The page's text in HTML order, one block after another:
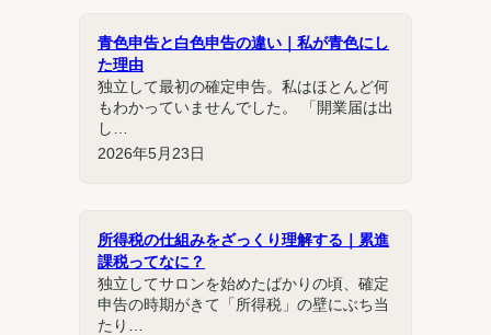
青色申告と白色申告の違い｜私が青色にし
た理由
独立して最初の確定申告。私はほとんど何
もわかっていませんでした。 「開業届は出
し…
2026年5月23日
所得税の仕組みをざっくり理解する｜累進
課税ってなに？
独立してサロンを始めたばかりの頃、確定
申告の時期がきて「所得税」の壁にぶち当
たり…